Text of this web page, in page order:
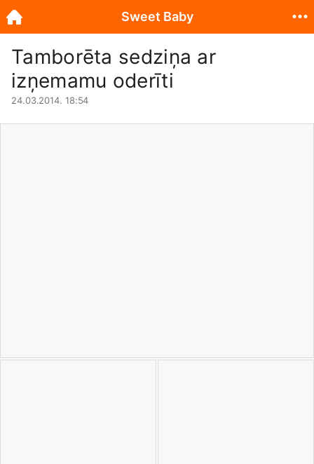
Tamborēta sedziņa ar
izņemamu oderīti
24.03.2014. 18:54
Sweet Baby